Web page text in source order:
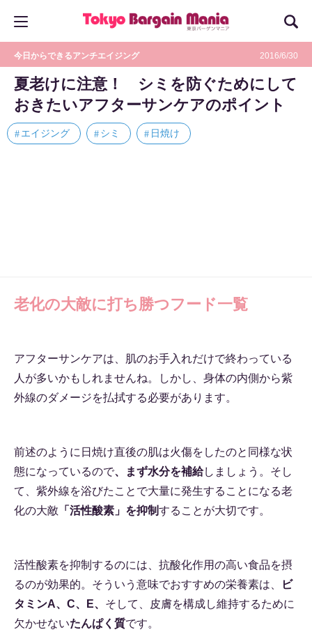
今日からできるアンチエイジング 2016/6/30
夏老けに注意！ シミを防ぐためにして
おきたいアフターサンケアのポイント
エイジング シミ 日焼け
老化の大敵に打ち勝つフード一覧
アフターサンケアは、肌のお手入れだけで終わっている
人が多いかもしれませんね。しかし、身体の内側から紫
外線のダメージを払拭する必要があります。
前述のように日焼け直後の肌は火傷をしたのと同様な状
態になっているので、まず水分を補給しましょう。そし
て、紫外線を浴びたことで大量に発生することになる老
化の大敵 「活性酸素」を抑制することが大切です。
活性酸素を抑制するのには、抗酸化作用の高い食品を摂
るのが効果的。そういう意味でおすすめの栄養素は、
ビ
タミンA、C、E、 そして、皮膚を構成し維持するために
欠かせないたんぱく質です。